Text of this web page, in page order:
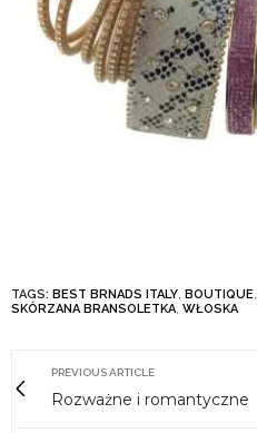
TAGS: BEST BRNADS ITALY, BOUTIQUE,
SKÓRZANA BRANSOLETKA, WŁOSKA
PREVIOUS ARTICLE
Rozważne i romantyczne